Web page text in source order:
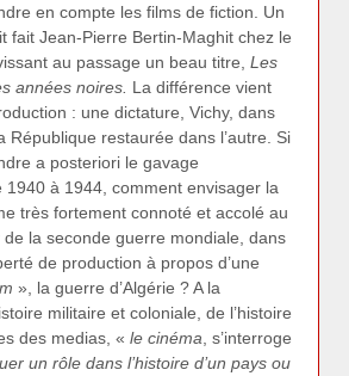
en compte les films de fiction. Un
fait Jean-Pierre Bertin-Maghit chez le
au passage un beau titre, Les
années noires. La différence vient
: une dictature, Vichy, dans
République restaurée dans l’autre. Si
a posteriori le gavage
1940 à 1944, comment envisager la
très fortement connoté et accolé au
la seconde guerre mondiale, dans
de production à propos d’une
», la guerre d’Algérie ? A la
militaire et coloniale, de l’histoire
des medias, « le cinéma , s’interroge
un rôle dans l’histoire d’un pays ou